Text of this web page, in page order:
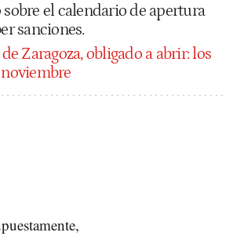
el calendario de apertura
sanciones.
Zaragoza, obligado a abrir: los